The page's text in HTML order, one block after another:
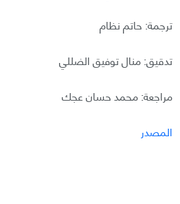
ترجمة: حاتم نظام
تدقيق: منال توفيق الضللي
مراجعة: محمد حسان عجك
المصدر